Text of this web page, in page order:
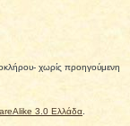
χωρίς προηγούμενη
3.0 Ελλάδα